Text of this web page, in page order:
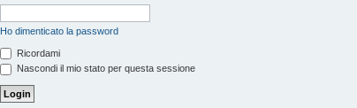
Ho dimenticato la password
Ricordami
Nascondi il mio stato per questa sessione